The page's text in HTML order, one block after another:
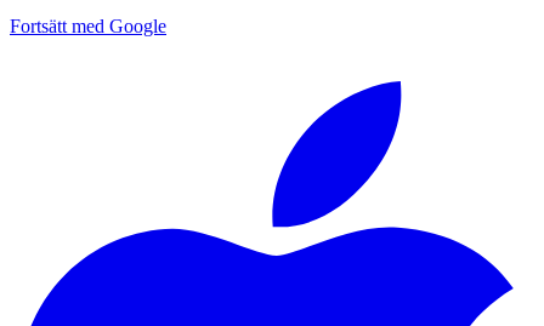
Fortsätt med Google